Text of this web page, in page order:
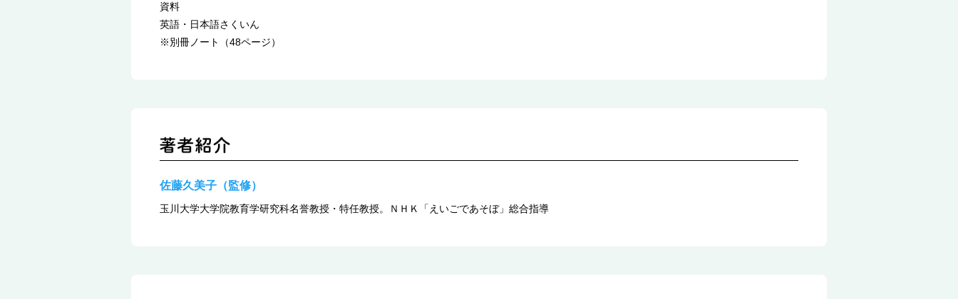
資料
英語・日本語さくいん
※別冊ノート（48ページ）
佐藤久美子（監修）
玉川大学大学院教育学研究科名誉教授・特任教授。ＮＨＫ「えいごであそぼ」総合指導